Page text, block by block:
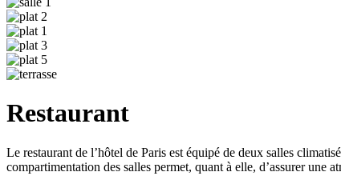
Restaurant
Le restaurant de l’hôtel de Paris est équipé de deux salles
compartimentation des salles permet, quant à elle, d’assurer une